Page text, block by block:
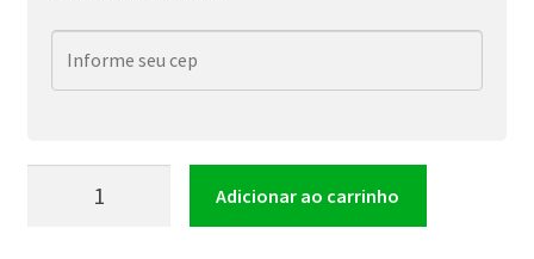
Encordoamento Adicionar ao carrinho